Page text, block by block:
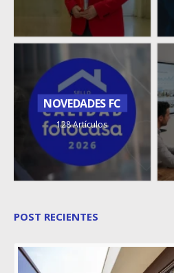
NOVEDADES FC
128 Artículos
POST RECIENTES